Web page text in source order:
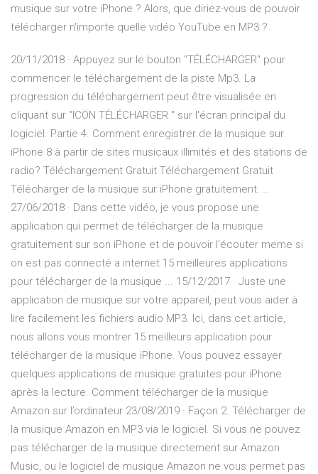
musique sur votre iPhone ? Alors, que diriez-vous de pouvoir
télécharger n'importe quelle vidéo YouTube en MP3 ?
20/11/2018 · Appuyez sur le bouton "TÉLÉCHARGER" pour
commencer le téléchargement de la piste Mp3. La
progression du téléchargement peut être visualisée en
cliquant sur "ICÖN TÉLÉCHARGER " sur l'écran principal du
logiciel. Partie 4. Comment enregistrer de la musique sur
iPhone 8 à partir de sites musicaux illimités et des stations de
radio? Téléchargement Gratuit Téléchargement Gratuit
Télécharger de la musique sur iPhone gratuitement. …
27/06/2018 · Dans cette vidéo, je vous propose une
application qui permet de télécharger de la musique
gratuitement sur son iPhone et de pouvoir l'écouter meme si
on est pas connecté a internet 15 meilleures applications
pour télécharger de la musique ... 15/12/2017 · Juste une
application de musique sur votre appareil, peut vous aider à
lire facilement les fichiers audio MP3. Ici, dans cet article,
nous allons vous montrer 15 meilleurs application pour
télécharger de la musique iPhone. Vous pouvez essayer
quelques applications de musique gratuites pour iPhone
après la lecture. Comment télécharger de la musique
Amazon sur l’ordinateur 23/08/2019 · Façon 2. Télécharger de
la musique Amazon en MP3 via le logiciel. Si vous ne pouvez
pas télécharger de la musique directement sur Amazon
Music, ou le logiciel de musique Amazon ne vous permet pas